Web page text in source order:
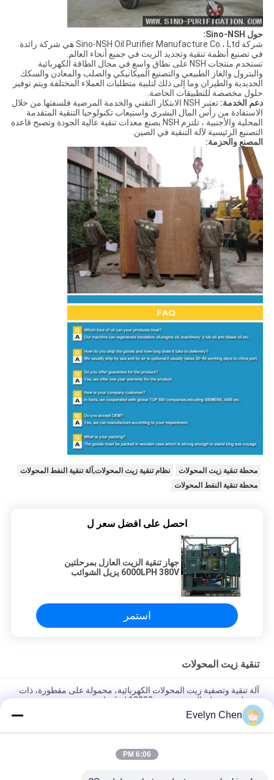
حول Sino-NSH:
شركة Sino-NSH Oil Purifier Manufacture Co.، Ltd هي شركة رائدة
في تصنيع أنظمة تنقية وتجديد الزيت في جميع أنحاء العالم.
تستخدم منتجات NSH على نطاق واسع في مجال الطاقة الكهربائية
والبترول والغاز الطبيعي والتصنيع الميكانيكي والصلب والمعادن والسكك
الحديدية والطيران وما إلى ذلك لتلبية متطلبات العملاء المختلفة.ويتم توفير
حلول مخصصة للتطبيقات الخاصة.
دعم الخدمة:
تعتبر NSH الابتكار التقني والخدمة المرضية فلسفتها.من خلال
الاستفادة من رأس المال البشري واستيعاب تكنولوجيا التنقية المتقدمة
المحلية والأجنبية ، تلتزم NSH بصنع معدات تنقية عالية الجودة وتصبح قاعدة
التصنيع الرئيسية لآلة التنقية في الصين.
المصنع والحزمة:
محطة تنقية زيت المحولات
نظام تنقية زيت المحولات,آلة تنقية النفط المحولات
محطة تنقية النفط المحولات
احصل على افضل سعر ل
جهاز تنقية الزيت العازل بمرحلتين
6000LPH 380V يزيل الشوائب
استمر
تنقية زيت المحولات
آلة تنقية وتصفية زيت المحولات الكهربائية، محمولة على مقطورة، ذات
مرحلتين، تعمل بالتفريغ، بسعة 18000 لتر/ساعة
في الموقع بالنسبة للمحولات 110 كيلو فولت
الفولاذ المقاوم للصدأ ديهيدراتور تنقية النفط فراغ لمعالجة النفط العازلة
Evelyn Chen
6:06 PM